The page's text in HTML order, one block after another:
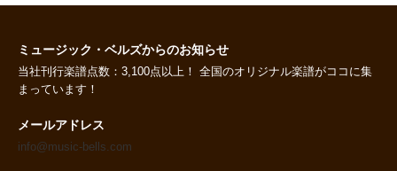
ミュージック・ベルズからのお知らせ
当社刊行楽譜点数：3,100点以上！ 全国のオリジナル楽譜がココに集
まっています！
メールアドレス
info@music-bells.com